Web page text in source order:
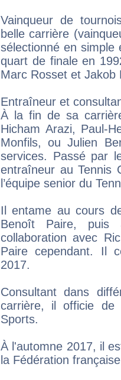
Vainqueur de
belle carrière
sélectionné en simple
quart de finale en
Marc Rosset et Jakob
Entraîneur et
À la fin de sa
Hicham Arazi, Paul-
Monfils, ou Julien
services. Passé par
entraîneur au Tennis
l’équipe senior du
Il entame au cours
Benoît Paire,
collaboration avec
Paire cependant. Il
2017.
Consultant dans
carrière, il officie
Sports.
À l'automne 2017, il
la Fédération